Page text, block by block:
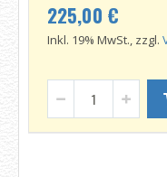
225,00 €
Inkl. 19% MwSt., zzgl.